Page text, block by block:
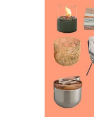
Игровая
Место в